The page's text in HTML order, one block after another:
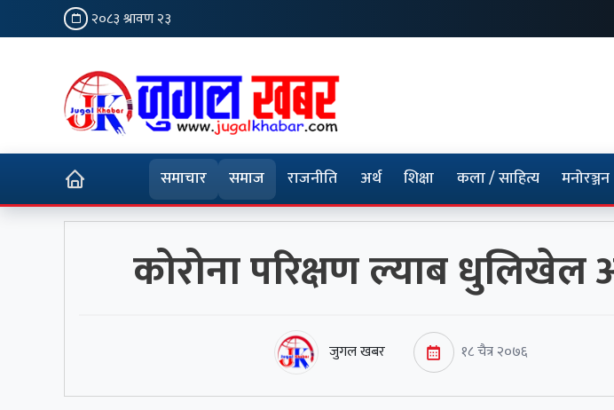
२०८३ श्रावण २३
समाचार समाज राजनीति अर्थ शिक्षा कला / साहित्य मनोरञ्जन
कोरोना परिक्षण ल्याब
जुगल खबर १८ चैत्र २०७६